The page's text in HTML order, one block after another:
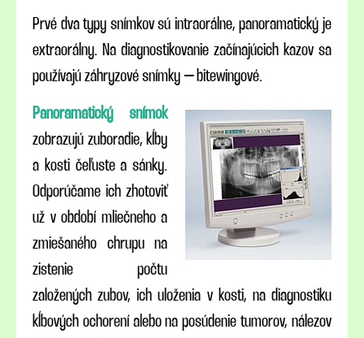
Prvé dva typy snímkov sú intraorálne, panoramatický je
extraorálny. Na diagnostikovanie začínajúcich kazov sa
používajú záhryzové snímky – bitewingové.
Panoramatický snímok
zobrazujú zuboradie, kĺby
a kosti čeľuste a sánky.
Odporúčame ich zhotoviť
už v období mliečneho a
zmiešaného chrupu na
zistenie počtu
založených zubov, ich uloženia v kosti, na diagnostiku
kĺbových ochorení alebo na posúdenie tumorov, nálezov